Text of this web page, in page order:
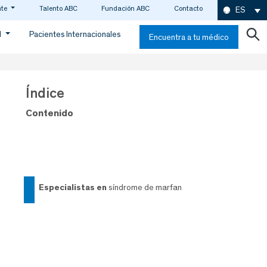
Talento ABC Fundación ABC Contacto ES
Pacientes Internacionales Encuentra a tu médico
Índice
Contenido
especialistas en síndrome de marfan